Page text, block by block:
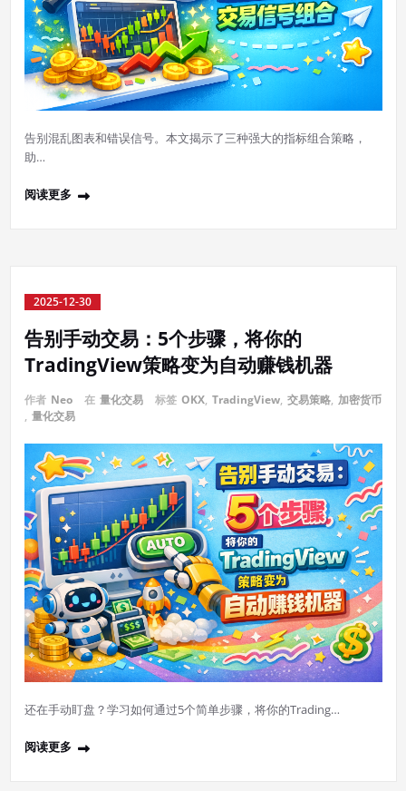
告别混乱图表和错误信号。本文揭示了三种强大的指标组合策略，
助…
阅读更多
2025-12-30
告别手动交易：5个步骤，将你的
TradingView策略变为自动赚钱机器
作者 Neo 在 量化交易 标签 OKX, TradingView, 交易策略, 加密货币
, 量化交易
还在手动盯盘？学习如何通过5个简单步骤，将你的Trading…
阅读更多